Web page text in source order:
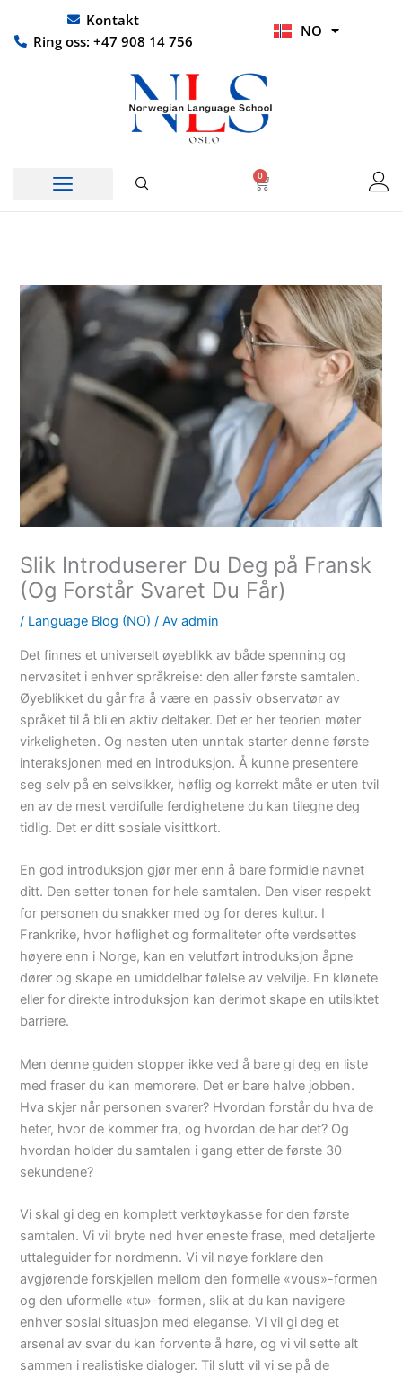
rett
Kontakt
Ring oss: +47 908 14 756
NO
HI
0
Handlekurv
Slik Introduserer Du Deg på Fransk
(Og Forstår Svaret Du Får)
/ Language Blog (NO) / Av admin
Det finnes et universelt øyeblikk av både spenning og
nervøsitet i enhver språkreise: den aller første samtalen.
Øyeblikket du går fra å være en passiv observatør av
språket til å bli en aktiv deltaker. Det er her teorien møter
virkeligheten. Og nesten uten unntak starter denne første
interaksjonen med en introduksjon. Å kunne presentere
seg selv på en selvsikker, høflig og korrekt måte er uten tvil
en av de mest verdifulle ferdighetene du kan tilegne deg
tidlig. Det er ditt sosiale visittkort.
En god introduksjon gjør mer enn å bare formidle navnet
ditt. Den setter tonen for hele samtalen. Den viser respekt
for personen du snakker med og for deres kultur. I
Frankrike, hvor høflighet og formaliteter ofte verdsettes
høyere enn i Norge, kan en velutført introduksjon åpne
dører og skape en umiddelbar følelse av velvilje. En klønete
eller for direkte introduksjon kan derimot skape en utilsiktet
barriere.
Men denne guiden stopper ikke ved å bare gi deg en liste
med fraser du kan memorere. Det er bare halve jobben.
Hva skjer når personen svarer? Hvordan forstår du hva de
heter, hvor de kommer fra, og hvordan de har det? Og
hvordan holder du samtalen i gang etter de første 30
sekundene?
Vi skal gi deg en komplett verktøykasse for den første
samtalen. Vi vil bryte ned hver eneste frase, med detaljerte
uttaleguider for nordmenn. Vi vil nøye forklare den
avgjørende forskjellen mellom den formelle «vous»-formen
og den uformelle «tu»-formen, slik at du kan navigere
enhver sosial situasjon med eleganse. Vi vil gi deg et
arsenal av svar du kan forvente å høre, og vi vil sette alt
sammen i realistiske dialoger. Til slutt vil vi se på de